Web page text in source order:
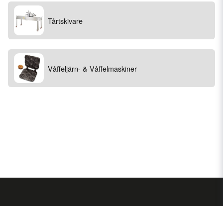
Tårtskivare
Våffeljärn- & Våffelmaskiner